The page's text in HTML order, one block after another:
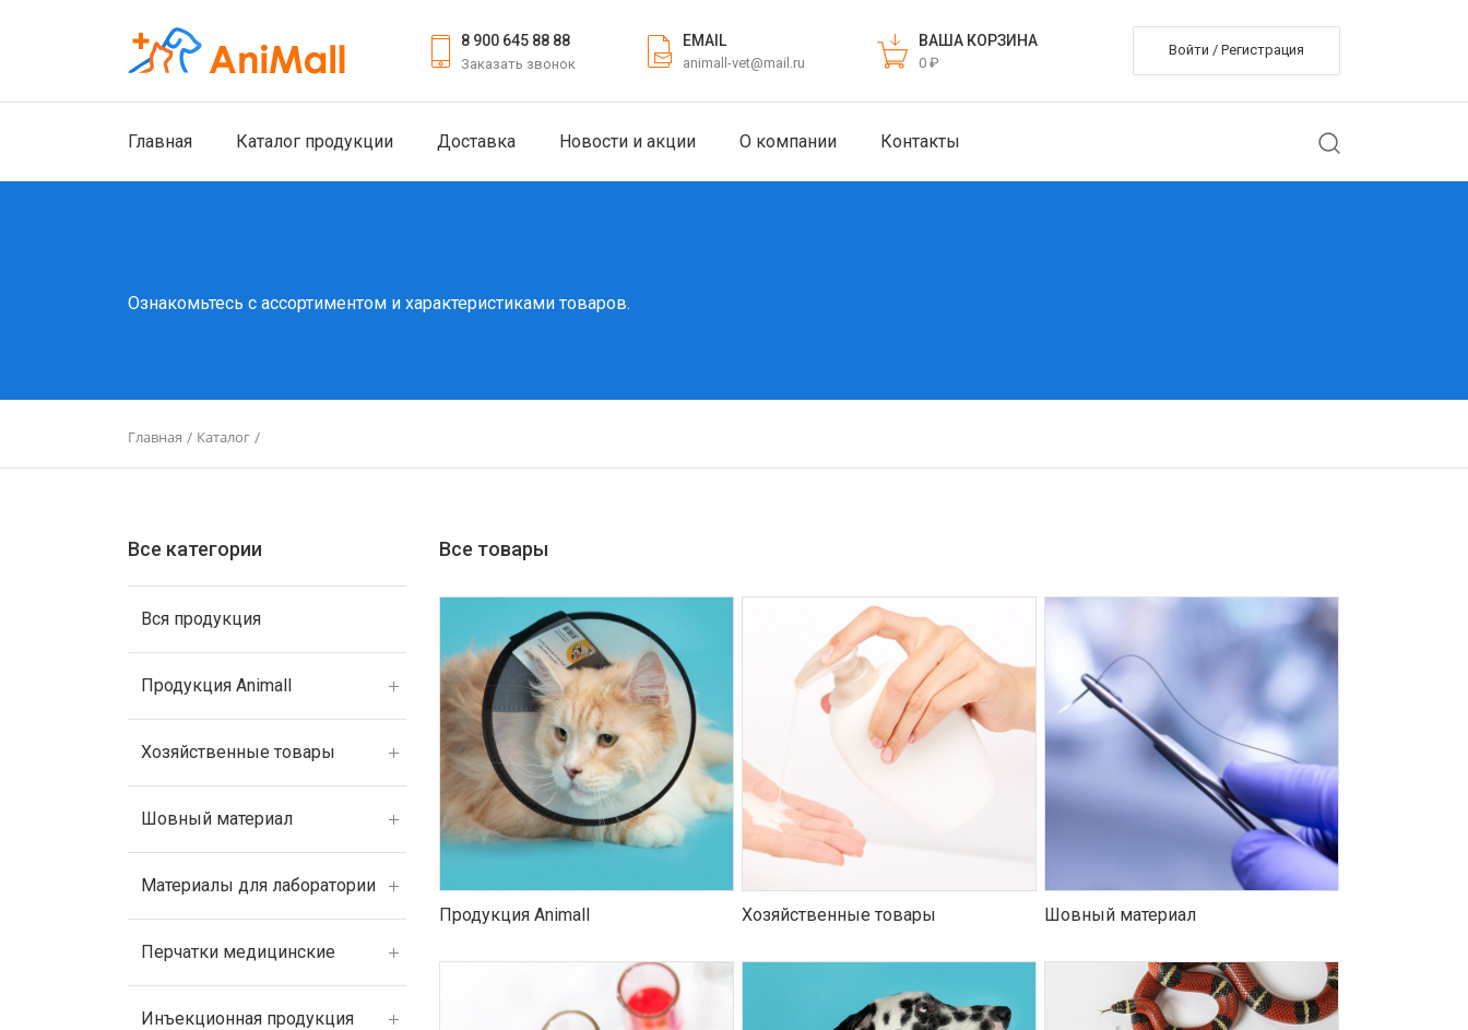
8 900 645 88 88
Заказать звонок
EMAIL
animall-vet@mail.ru
ВАША КОРЗИНА
0 ₽
Войти / Регистрация
Главная Каталог продукции Доставка Новости и акции О компании Контакты
Ознакомьтесь с ассортиментом и характеристиками товаров.
Главная / Каталог /
Все категории
Вся продукция
Продукция Animall
Хозяйственные товары
Шовный материал
Материалы для лаборатории
Перчатки медицинские
Инъекционная продукция
Все товары
Продукция Animall Хозяйственные товары Шовный материал